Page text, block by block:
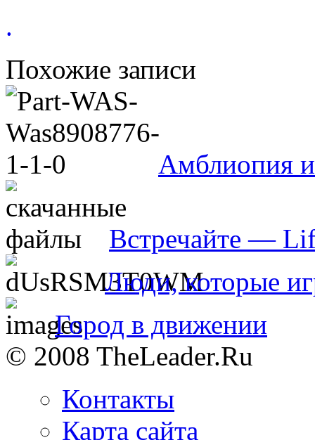
.
Похожие записи
Амблиопия
Встречайте —
Люди, которые
Город в движении
© 2008 TheLeader.Ru
Контакты
Карта сайта